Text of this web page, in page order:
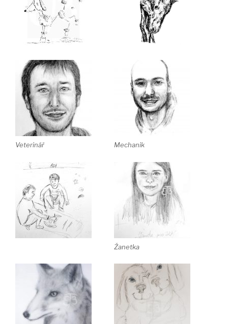
Veterinář Mechanik
Žanetka